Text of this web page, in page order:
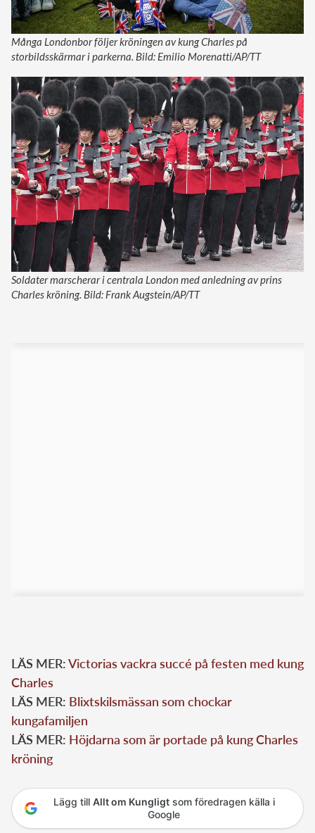
Många Londonbor följer kröningen av kung Charles på
storbildsskärmar i parkerna. Bild: Emilio Morenatti/AP/TT
Soldater marscherar i centrala London med anledning av prins
Charles kröning. Bild: Frank Augstein/AP/TT
LÄS MER:Victorias vackra succé på festen med kung
Charles
LÄS MER: Blixtskilsmässan som chockar
kungafamiljen
LÄS MER: Höjdarna som är portade på kung Charles
kröning
Lägg till Allt om Kungligtsom föredragen källa i
Google